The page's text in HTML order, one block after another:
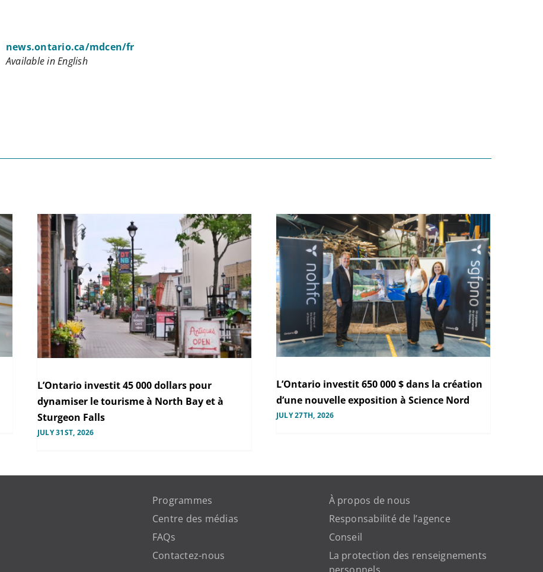
news.ontario.ca/mdcen/fr
Available in English
L’Ontario investit 45 000 dollars pour
dynamiser le tourisme à North Bay et à
Sturgeon Falls
JULY 31ST, 2026
L’Ontario investit 650 000 $ dans la création
d’une nouvelle exposition à Science Nord
JULY 27TH, 2026
Programmes
Centre des médias
FAQs
Contactez-nous
À propos de nous
Responsabilité de l’agence
Conseil
La protection des renseignements